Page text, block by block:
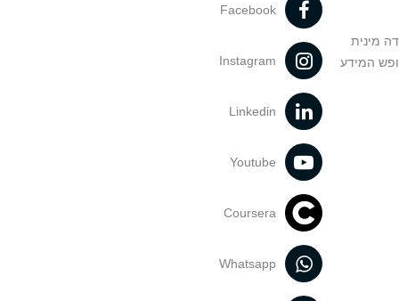
מינית
המידע
Facebook
Instagram
Linkedin
Youtube
Coursera
Whatsapp